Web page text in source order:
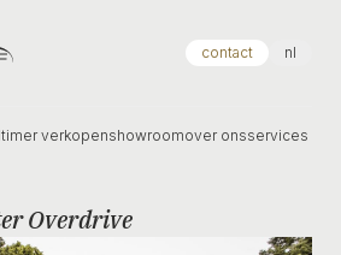
contact nl
verkopenshowroomover onsservices
Overdrive